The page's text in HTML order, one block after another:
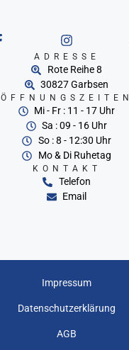
ADRESSE
Rote Reihe 8
30827 Garbsen
ÖFFNUNGSZEITEN
Mi - Fr : 11 - 17 Uhr
Sa : 09 - 16 Uhr
So : 8 - 12:30 Uhr
Mo & Di Ruhetag
KONTAKT
Telefon
Email
Impressum
Datenschutzerklärung
AGB